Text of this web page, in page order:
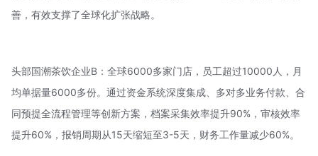
善，有效支撑了全球化扩张战略。
头部国潮茶饮企业B：全球6000多家门店，员工超过10000人，月
均单据量6000多份。通过资金系统深度集成、多对多业务付款、合
同预提全流程管理等创新方案，档案采集效率提升90%，审核效率
提升60%，报销周期从15天缩短至3-5天，财务工作量减少60%。